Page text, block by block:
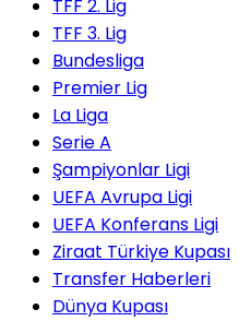
TFF 2. Lig
TFF 3. Lig
Bundesliga
Premier Lig
La Liga
Serie A
Şampiyonlar Ligi
UEFA Avrupa Ligi
UEFA Konferans Ligi
Ziraat Türkiye Kupası
Transfer Haberleri
Dünya Kupası